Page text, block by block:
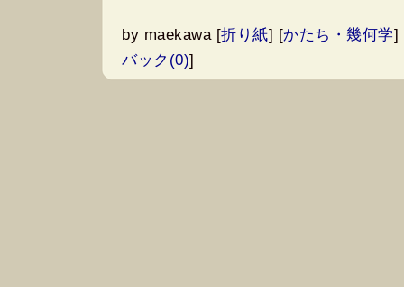
by maekawa [折り紙] [かたち・幾何学]
バック(0)]